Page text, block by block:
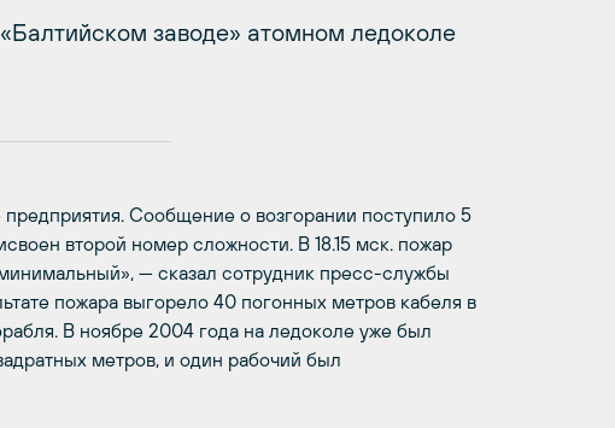
заводе» атомном ледоколе
Сообщение о возгорании поступило 5
второй номер сложности. В 18.15 мск. пожар
— сказал сотрудник пресс-службы
пожара выгорело 40 погонных метров кабеля в
В ноябре 2004 года на ледоколе уже был
метров, и один рабочий был